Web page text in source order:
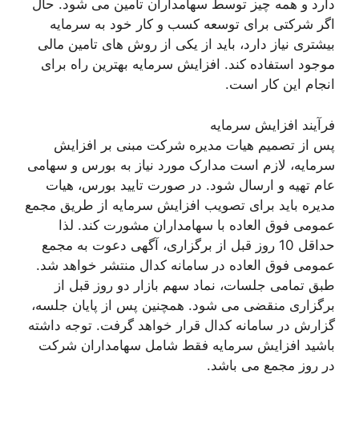
دارد و همه چیز توسط سهامداران تامین می شود. حال
اگر شرکتی برای توسعه کسب و کار خود به سرمایه
بیشتری نیاز دارد، باید از یکی از روش های تامین مالی
موجود استفاده کند. افزایش سرمایه بهترین راه برای
انجام این کار است.
فرآیند افزایش سرمایه
پس از تصمیم هیات مدیره شرکت مبنی بر افزایش
سرمایه، لازم است مدارک مورد نیاز به بورس و سهامی
عام تهیه و ارسال شود. در صورت تایید بورس، هیات
مدیره باید برای تصویب افزایش سرمایه از طریق مجمع
عمومی فوق العاده با سهامداران مشورت کند. لذا
حداقل 10 روز قبل از برگزاری، آگهی دعوت به مجمع
عمومی فوق العاده در سامانه کدال منتشر خواهد شد.
طبق تمامی جلسات، نماد سهم بازار دو روز قبل از
برگزاری منقضی می شود. همچنین پس از پایان جلسه،
گزارش در سامانه کدال قرار خواهد گرفت. توجه داشته
باشید افزایش سرمایه فقط شامل سهامداران شرکت
در روز مجمع می باشد.